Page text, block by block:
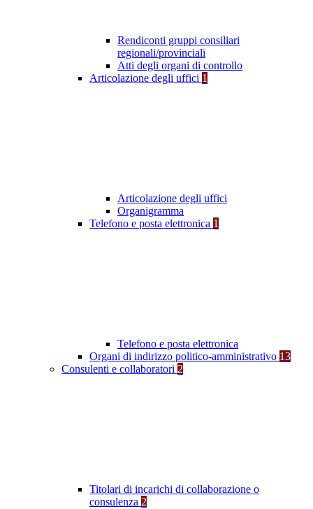
Rendiconti gruppi consiliari
regionali/provinciali
Atti degli organi di controllo
Articolazione degli uffici 1
Articolazione degli uffici
Organigramma
Telefono e posta elettronica 1
Telefono e posta elettronica
Organi di indirizzo politico-amministrativo 13
Consulenti e collaboratori 2
Titolari di incarichi di collaborazione o
consulenza 2